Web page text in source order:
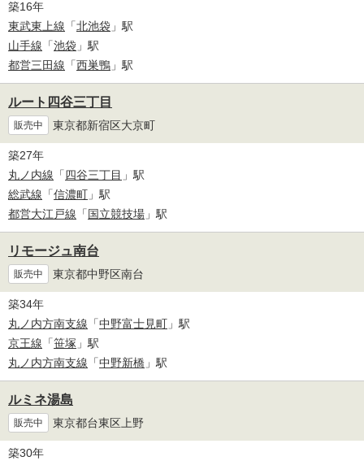
築16年
東武東上線 「北池袋 」駅
山手線 「池袋 」駅
都営三田線 「西巣鴨 」駅
ルート四谷三丁目
販売中 東京都新宿区大京町
築27年
丸ノ内線 「四谷三丁目 」駅
総武線 「信濃町 」駅
都営大江戸線 「 国立競技場 」駅
リモージュ南台
販売中 東京都中野区南台
築34年
丸ノ内方南支線 「中野富士見町 」駅
京王線 「笹塚 」駅
丸ノ内方南支線 「中野新橋 」駅
ルミネ湯島
販売中 東京都台東区上野
築30年